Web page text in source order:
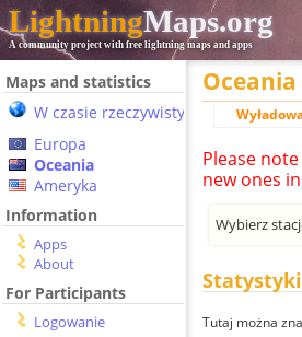
LightningMaps.org
A community project with free lightning maps and apps
Maps and statistics
W czasie rzeczywistym
Europa
Oceania
Ameryka
Information
Apps
About
For Participants
Logowanie
Oceania
Please
new ones
Wybierz
Tutaj można